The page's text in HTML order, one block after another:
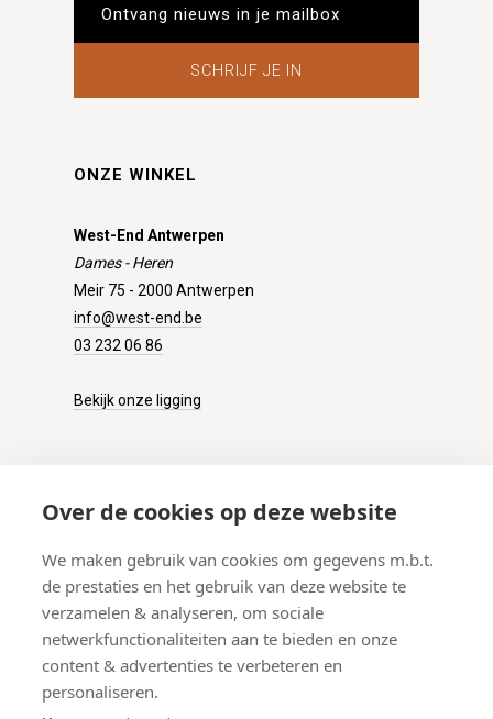
Over de cookies op deze website
We maken gebruik van cookies om gegevens m.b.t.
de prestaties en het gebruik van deze website te
verzamelen & analyseren, om sociale
netwerkfunctionaliteiten aan te bieden en onze
content & advertenties te verbeteren en
personaliseren.
SCHRIJF JE IN
ONZE WINKEL
West-End Antwerpen
Dames - Heren
Meir 75 - 2000 Antwerpen
info@west-end.be
03 232 06 86
Bekijk onze ligging
Verzenden
Retourneren
Betalen
Veelgestelde vragen